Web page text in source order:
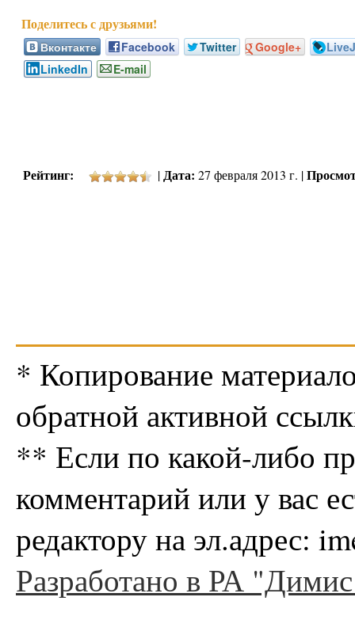
Вконтакте Facebook Twitter Google+
LinkedIn
E-mail
Рейтинг: |Дата: 27 февраля 2013 г. |
* Копирование
обратной активной
** Если по какой-либо
комментарий или у вас
редактору на эл.адрес:
Разработано в РА